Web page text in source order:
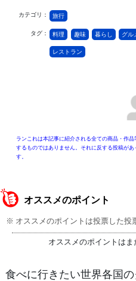
カテゴリ： 旅行
タグ： 料理 趣味 暮らし グル
レストラン
ランこれは本記事に紹介される全ての商品・作
するものではありません。それに反する投稿があ
す。
オススメのポイント
※ オススメのポイントは投票した投
オススメのポイントはま
食べに行きたい世界各国